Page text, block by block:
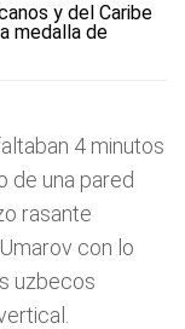
y del Caribe
medalla de
4 minutos
de una pared
rasante
con lo
uzbecos